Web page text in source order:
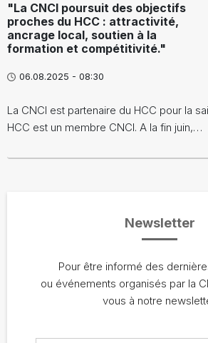
"La CNCI poursuit des objectifs
proches du HCC : attractivité,
ancrage local, soutien à la
formation et compétitivité."
06.08.2025 - 08:30
La CNCI est partenaire du HCC pour la
HCC est un membre CNCI. A la fin juin,…
Newsletter
Pour être informé des
ou événements organisés par la
vous à notre